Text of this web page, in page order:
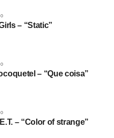
– “Static”
– “Que coisa”
– “Color of strange”